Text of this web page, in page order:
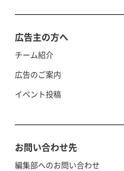
広告主の方へ
チーム紹介
広告のご案内
イベント投稿
お問い合わせ先
編集部へのお問い合わせ